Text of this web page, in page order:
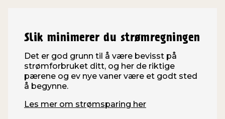
Slik minimerer du strømregningen
Det er god grunn til å være bevisst på
strømforbruket ditt, og her de riktige
pærene og ev nye vaner være et godt sted
å begynne.
Les mer om strømsparing her